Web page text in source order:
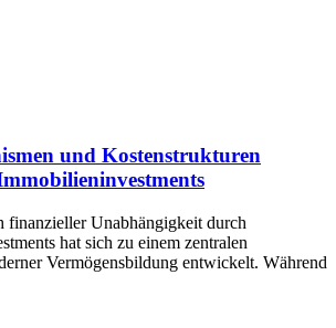
und Kostenstrukturen
finanzieller Unabhängigkeit durch
hat sich zu einem zentralen
Vermögensbildung entwickelt. Während